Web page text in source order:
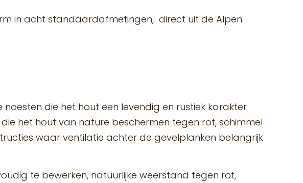
Arm in acht standaardafmetingen, direct uit de Alpen.
die het hout een levendig en rustiek karakter
het hout van nature beschermen tegen rot, schimmel
waar ventilatie achter de gevelplanken belangrijk
te bewerken, natuurlijke weerstand tegen rot,